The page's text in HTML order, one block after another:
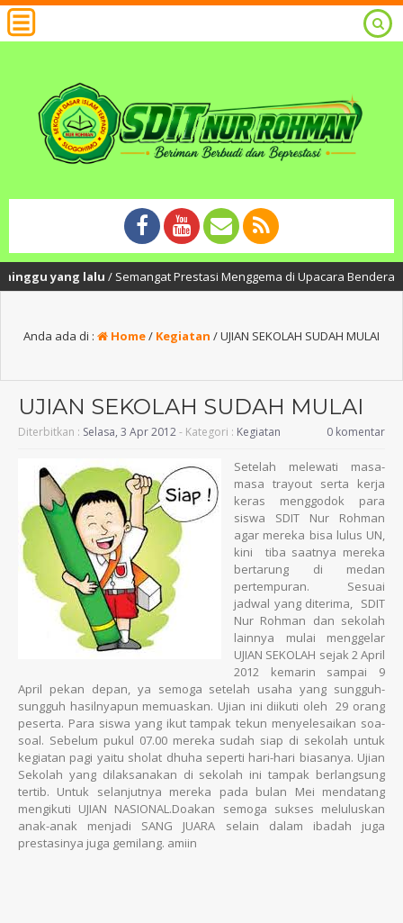
yang lalu/ Semangat Prestasi Menggema di Upacara Bendera
Anda ada di : Home/ Kegiatan /UJIAN SEKOLAH SUDAH MULAI
UJIAN SEKOLAH SUDAH MULAI
Diterbitkan : Selasa, 3 Apr 2012- Kategori : Kegiatan 0 komentar
Setelah melewati masa-
masa trayout serta kerja
keras menggodok para
siswa SDIT Nur Rohman
agar mereka bisa lulus UN,
kini tiba saatnya mereka
bertarung di medan
pertempuran. Sesuai
jadwal yang diterima, SDIT
Nur Rohman dan sekolah
lainnya mulai menggelar
UJIAN SEKOLAH sejak 2 April
2012 kemarin sampai 9
April pekan depan, ya semoga setelah usaha yang sungguh-
sungguh hasilnyapun memuaskan. Ujian ini diikuti oleh 29 orang
peserta. Para siswa yang ikut tampak tekun menyelesaikan soa-
soal. Sebelum pukul 07.00 mereka sudah siap di sekolah untuk
kegiatan pagi yaitu sholat dhuha seperti hari-hari biasanya. Ujian
Sekolah yang dilaksanakan di sekolah ini tampak berlangsung
tertib. Untuk selanjutnya mereka pada bulan Mei mendatang
mengikuti UJIAN NASIONAL.Doakan semoga sukses meluluskan
anak-anak menjadi SANG JUARA selain dalam ibadah juga
prestasinya juga gemilang. amiin